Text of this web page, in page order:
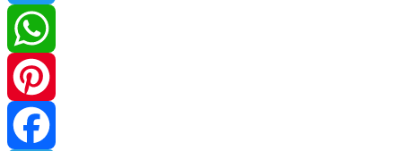
Twitter
WhatsApp
Pinterest